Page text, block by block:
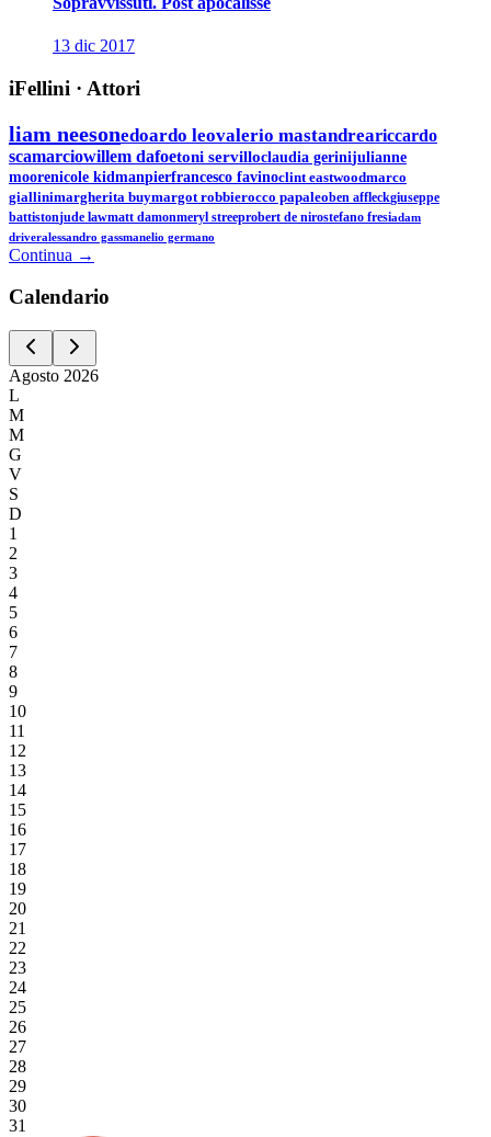
13 dic 2017
iFellini · Attori
liam neesonedoardo leovalerio mastandreariccardo
scamarciowillem dafoetoni servilloclaudia gerinijulianne
moorenicole kidmanpierfrancesco favinoclint eastwoodmarco
giallinimargherita buymargot robbierocco papaleoben affleckgiuseppe
battistonjude lawmatt damonmeryl streeprobert de nirostefano fresiadam
driveralessandro gassmanelio germano
Continua →
Calendario
Agosto 2026
L
M
M
G
V
S
D
1
2
3
4
5
6
7
8
9
10
11
12
13
14
15
16
17
18
19
20
21
22
23
24
25
26
27
28
29
30
31